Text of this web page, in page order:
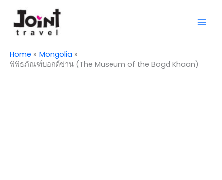
content
Home
Mongolia
พิพิธภัณฑ์บอกด์ข่าน (The Museum of the Bogd Khaan)